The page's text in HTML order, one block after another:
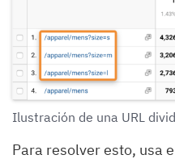
Ilustración de una URL
Para resolver esto, usa